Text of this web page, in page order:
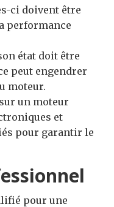
ci doivent être
performance
état doit être
peut engendrer
moteur.
un moteur
et
pour garantir le
pour une